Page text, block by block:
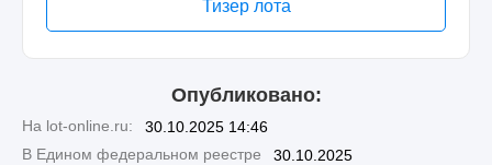
Тизер лота
Опубликовано:
На lot-online.ru:
30.10.2025 14:46
В Едином федеральном реестре
30.10.2025